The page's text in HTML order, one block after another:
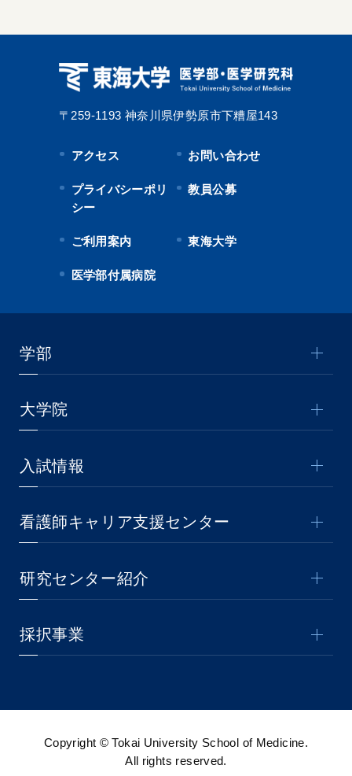
〒259-1193 神奈川県伊勢原市下糟屋143
アクセス お問い合わせ
プライバシーポリ
シー
教員公募
ご利用案内 東海大学
医学部付属病院
学部
大学院
入試情報
看護師キャリア支援センター
研究センター紹介
採択事業
Copyright © Tokai University School of Medicine.
All rights reserved.